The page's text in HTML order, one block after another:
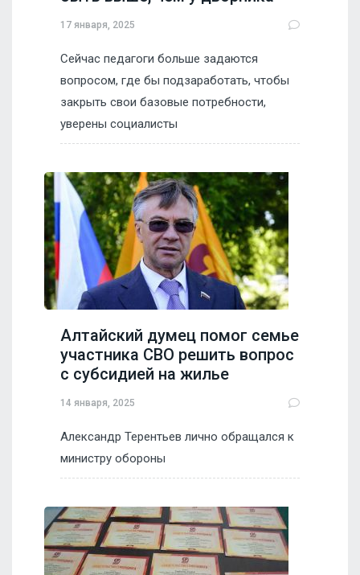
17 января, 2025
Сейчас педагоги больше задаются
вопросом, где бы подзаработать, чтобы
закрыть свои базовые потребности,
уверены социалисты
Алтайский думец помог семье
участника СВО решить вопрос
с субсидией на жилье
14 января, 2025
Александр Терентьев лично обращался к
министру обороны